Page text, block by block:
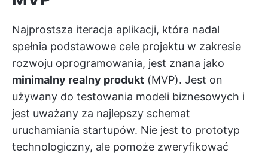
Najprostsza iteracja aplikacji, która nadal
spełnia podstawowe cele projektu w zakresie
rozwoju oprogramowania, jest znana jako
minimalny realny produkt (MVP). Jest on
używany do testowania modeli biznesowych i
jest uważany za najlepszy schemat
uruchamiania startupów. Nie jest to prototyp
technologiczny, ale pomoże zweryfikować